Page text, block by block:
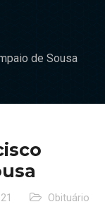
de Sousa
Obituário